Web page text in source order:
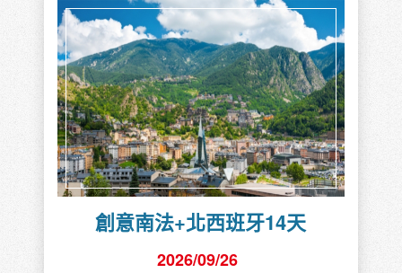
創意南法+北西班牙14天
2026/09/26